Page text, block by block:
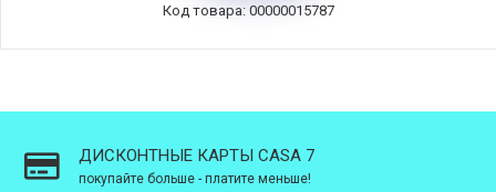
Код товара: 00000015787
ДИСКОНТНЫЕ КАРТЫ CASA 7
покупайте больше - платите меньше!